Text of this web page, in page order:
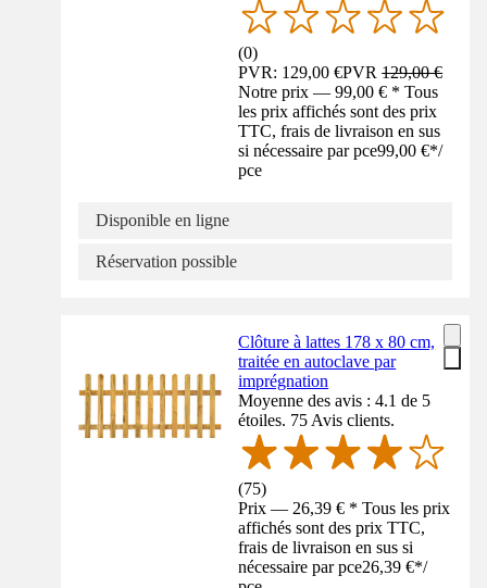
(0)
PVR: 129,00 €PVR129,00 €
Notre prix — 99,00 € * Tous
les prix affichés sont des prix
TTC, frais de livraison en sus
si nécessaire par pce99,00 €*/
pce
Disponible en ligne
Réservation possible
Clôture à lattes 178 x 80 cm,
traitée en autoclave par
imprégnation
Moyenne des avis : 4.1 de 5
étoiles. 75 Avis clients.
(75)
Prix — 26,39 € * Tous les prix
affichés sont des prix TTC,
frais de livraison en sus si
nécessaire par pce26,39 €*/